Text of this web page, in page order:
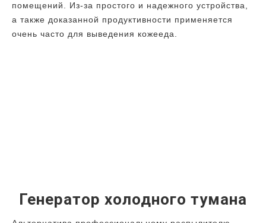
помещений. Из-за простого и надежного устройства,
а также доказанной продуктивности применяется
очень часто для выведения кожееда.
Генератор холодного тумана